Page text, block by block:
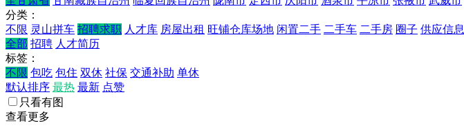
分类：
不限 灵山拼车 招聘求职 人才库 房屋出租 旺铺仓库场地 闲置二手 二手车 二手房 圈子 供应信息
全部 招聘 人才简历
标签：
不限 包吃 包住 双休 社保 交通补助 单休
默认排序 最热 最新 点赞
只看有图
查看更多